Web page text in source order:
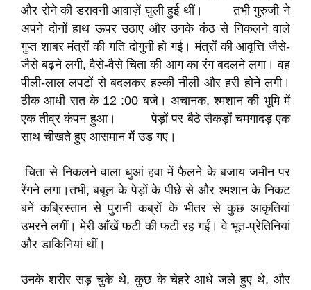
और रोने की डरावनी आवाज़ें घुली हुई थीं। तभी गुरुजी ने
अपने दोनों हाथ ऊपर उठाए और उनके कंठ से निकलने वाले
गुप्त शाबर मंत्रों की गति दोगुनी हो गई। मंत्रों की आवृत्ति जैसे-
जैसे बढ़ने लगी, वैसे-वैसे चिता की आग का रंग बदलने लगा। वह
पीली-लाल लपटों से बदलकर हल्की नीली और हरी होने लगी।​
ठीक आधी रात के 12 :00 बजे। अचानक, श्मशान की भूमि में
एक तीव्र कंपन हुआ। पेड़ों पर बैठे सैकड़ों चमगादड़ एक
साथ चीखते हुए आसमान में उड़ गए।
चिता से निकलने वाला धुआं हवा में फैलने के बजाय जमीन पर
रेंगने लगा।​तभी, बबूल के पेड़ों के पीछे से और श्मशान के निकट
बनें कब्रिस्तान से पुरानी कब्रों के भीतर से कुछ आकृतियां
उभरने लगीं। मेरी आँखें फटी की फटी रह गईं। वे भूत-प्रेतिनियां
और डाकिनियां थीं।
उनके शरीर सड़ चुके थे, कुछ के चेहरे आधे जले हुए थे, और